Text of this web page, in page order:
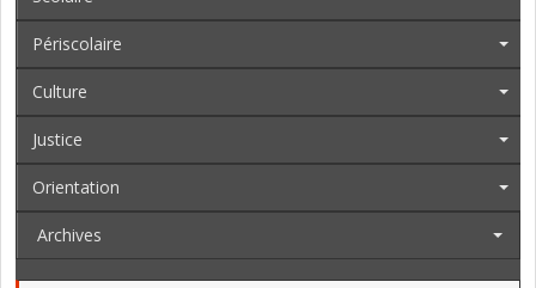
Périscolaire
Culture
Justice
Orientation
Archives